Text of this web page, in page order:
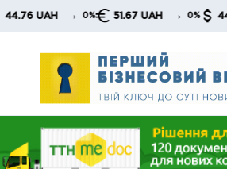
Skip
UAH → 0% 51.67 UAH → 0% 44.76